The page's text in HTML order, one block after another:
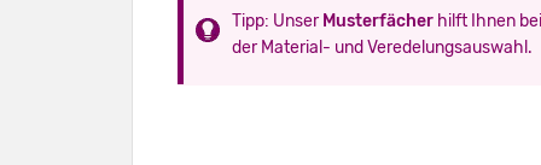
Tipp: Unser Musterfächer hilft Ihnen bei
der Material- und Veredelungsauswahl.